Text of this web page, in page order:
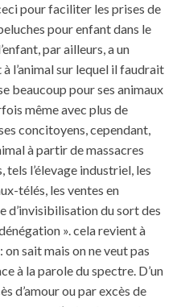
pour faciliter les prises de
pour enfant dans le
par ailleurs, a un
l’animal sur lequel il faudrait
beaucoup pour ses animaux
même avec plus de
concitoyens, cependant,
à partir de massacres
l’élevage industriel, les
télés, les ventes en
d’invisibilisation du sort des
». cela revient à
sait mais on ne veut pas
à la parole du spectre. D’un
d’amour ou par excès de